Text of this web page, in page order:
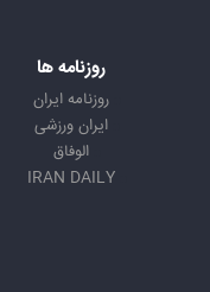
روزنامه ها
روزنامه ایران
ایران ورزشی
الوفاق
IRAN DAILY